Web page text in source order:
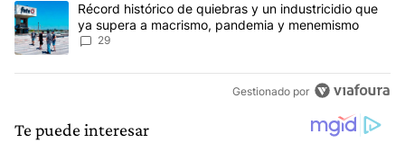
Un artículo de tendencia con el título "Récord histórico de
Récord histórico de quiebras y un industricidio que
ya supera a macrismo, pandemia y menemismo
29
Gestionado por